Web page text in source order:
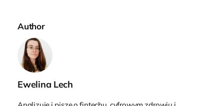
Author
Ewelina Lech